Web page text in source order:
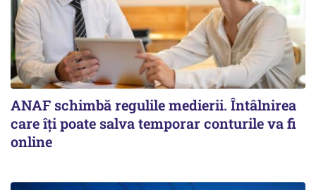
ANAF schimbă regulile medierii. Întâlnirea
care îți poate salva temporar conturile va fi
online